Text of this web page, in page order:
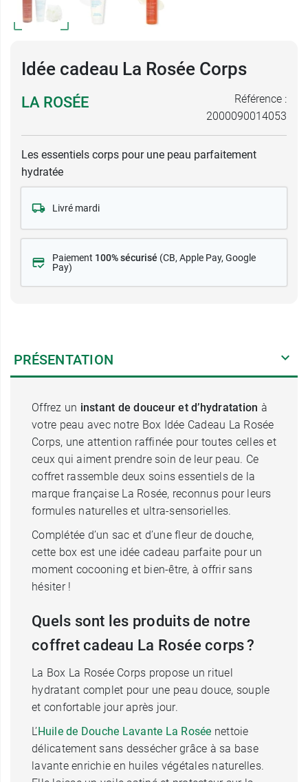
Idée cadeau La Rosée Corps
LA ROSÉE
Référence :
2000090014053
Les essentiels corps pour une peau parfaitement
hydratée
Livré mardi
Paiement 100% sécurisé (CB, Apple Pay, Google
Pay)
PRÉSENTATION
Offrez un instant de douceur et d’hydratation à
votre peau avec notre Box Idée Cadeau La Rosée
Corps, une attention raffinée pour toutes celles et
ceux qui aiment prendre soin de leur peau. Ce
coffret rassemble deux soins essentiels de la
marque française La Rosée, reconnus pour leurs
formules naturelles et ultra-sensorielles.
Complétée d’un sac et d’une fleur de douche,
cette box est une idée cadeau parfaite pour un
moment cocooning et bien-être, à offrir sans
hésiter !
Quels sont les produits de notre
coffret cadeau La Rosée corps ?
La Box La Rosée Corps propose un rituel
hydratant complet pour une peau douce, souple
et confortable jour après jour.
L’Huile de Douche Lavante La Rosée nettoie
délicatement sans dessécher grâce à sa base
lavante enrichie en huiles végétales naturelles.